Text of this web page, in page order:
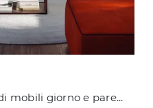
Se sei alla ricerca di mobili giorno e pareti attrezzate moderne, scegli il modello Living LV725 di Giessegi: clicca e scopri di più!